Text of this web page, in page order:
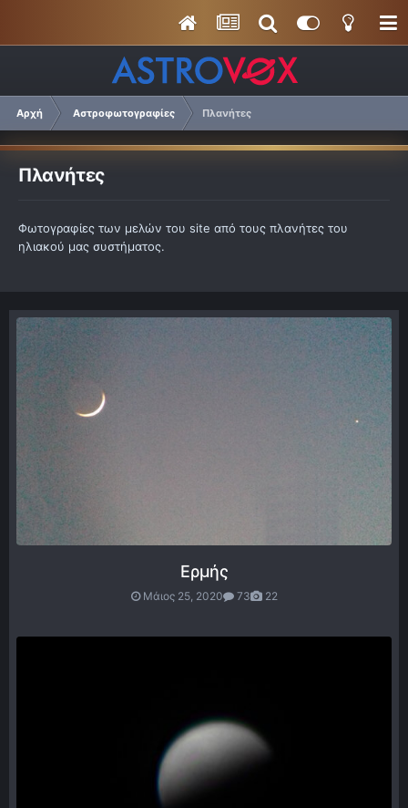
Αρχή Αστροφωτογραφίες Πλανήτες
Πλανήτες
Φωτογραφίες των μελών του site από τους πλανήτες του
ηλιακού μας συστήματος.
Ερμής
Μάιος 25, 2020 73 22